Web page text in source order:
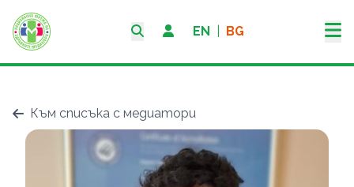
EN BG
Към списъка с медиатори